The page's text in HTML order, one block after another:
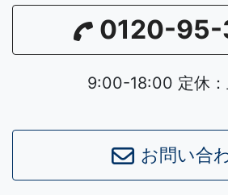
0120-95-
9:00-18:00 定休
お問い合